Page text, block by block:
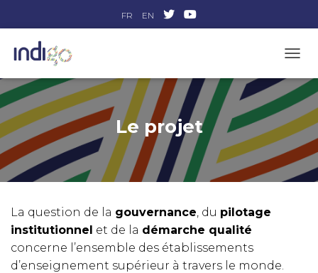
FR EN
Le projet
La question de la gouvernance, du pilotage
institutionnel et de la démarche qualité
concerne l’ensemble des établissements
d’enseignement supérieur à travers le monde.